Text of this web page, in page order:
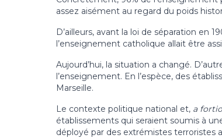
assez aisément au regard du poids
D’ailleurs, avant la loi de séparation en
l’enseignement catholique allait être
Aujourd’hui, la situation a changé.
l’enseignement. En l’espèce, des
Marseille.
Le contexte politique national et, a
établissements qui seraient soumis à
déployé par des extrémistes terroristes